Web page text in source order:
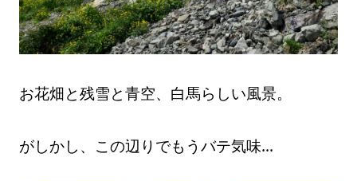
お花畑と残雪と青空、白馬らしい風景。
がしかし、この辺りでもうバテ気味…